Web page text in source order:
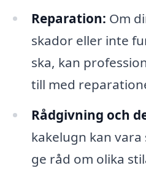
Reparation: Om
skador eller inte
ska, kan
till med
Rådgivning och
kakelugn kan
ge råd om olika